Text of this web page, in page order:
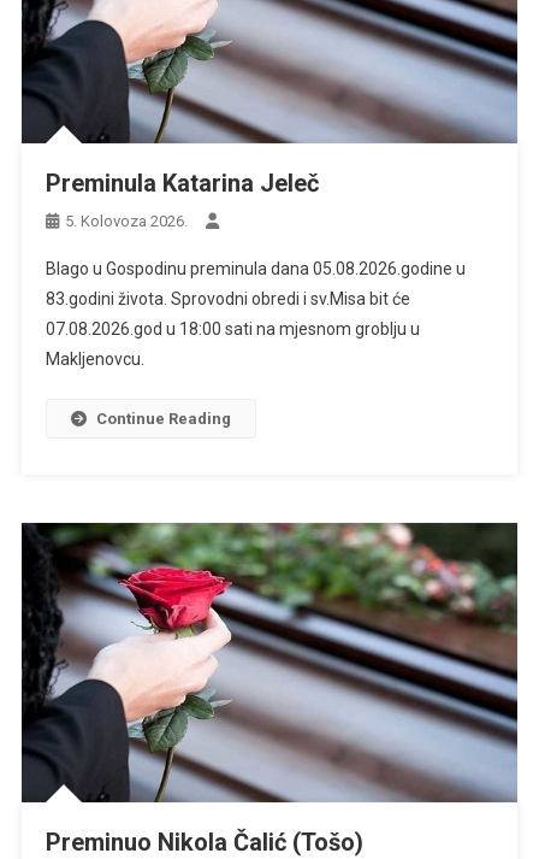
Preminula Katarina Jeleč
5. Kolovoza 2026.
Blago u Gospodinu preminula dana 05.08.2026.godine u
83.godini života. Sprovodni obredi i sv.Misa bit će
07.08.2026.god u 18:00 sati na mjesnom groblju u
Makljenovcu.
Continue Reading
Preminuo Nikola Čalić (Tošo)